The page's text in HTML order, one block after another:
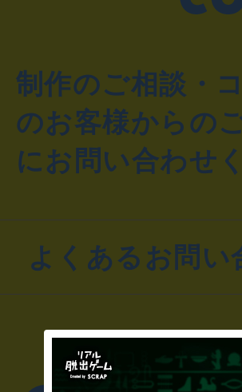
制作のご相談・
のお客様からの
にお問い合わせ
よくあるお問い
▼一般